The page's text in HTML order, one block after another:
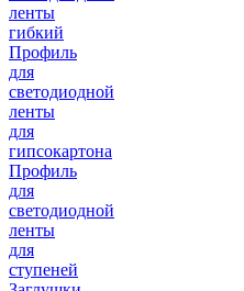
ленты
гибкий
Профиль
для
светодиодной
ленты
для
гипсокартона
Профиль
для
светодиодной
ленты
для
ступеней